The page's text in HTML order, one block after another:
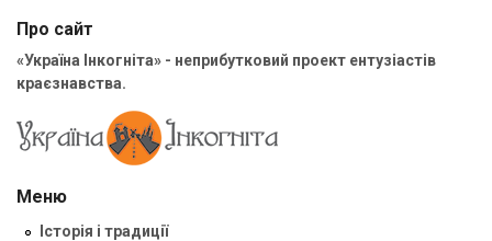
Про сайт
«Україна Інкогніта» - неприбутковий проект ентузіастів
краєзнавства.
Меню
Історія і традиції